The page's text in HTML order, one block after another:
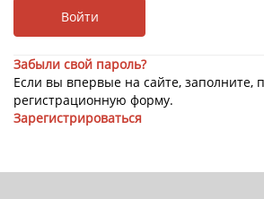
Забыли свой пароль?
Если вы впервые на сайте, заполните,
регистрационную форму.
Зарегистрироваться